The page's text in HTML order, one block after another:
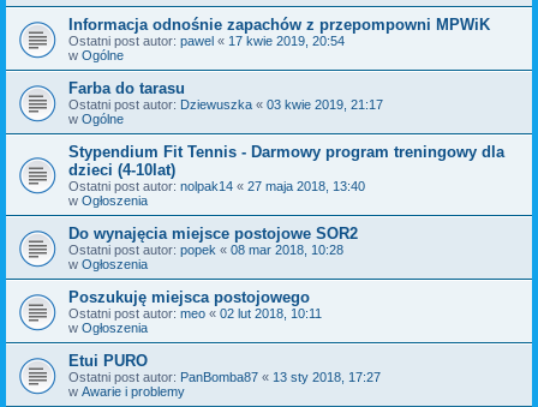
Informacja odnośnie zapachów z przepompowni MPWiK
Ostatni post autor: pawel « 17 kwie 2019, 20:54
w Ogólne
Farba do tarasu
Ostatni post autor: Dziewuszka « 03 kwie 2019, 21:17
w Ogólne
Stypendium Fit Tennis - Darmowy program treningowy dla
dzieci (4-10lat)
Ostatni post autor: nolpak14 « 27 maja 2018, 13:40
w Ogłoszenia
Do wynajęcia miejsce postojowe SOR2
Ostatni post autor: popek « 08 mar 2018, 10:28
w Ogłoszenia
Poszukuję miejsca postojowego
Ostatni post autor: meo « 02 lut 2018, 10:11
w Ogłoszenia
Etui PURO
Ostatni post autor: PanBomba87 « 13 sty 2018, 17:27
w Awarie i problemy